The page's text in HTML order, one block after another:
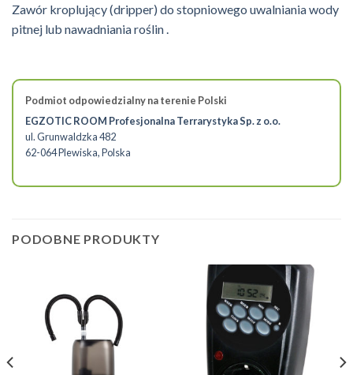
Zawór kroplujący (dripper) do stopniowego uwalniania wody
pitnej lub nawadniania roślin .
Podmiot odpowiedzialny na terenie Polski
EGZOTIC ROOM Profesjonalna Terrarystyka Sp. z o.o.
ul. Grunwaldzka 482
62-064 Plewiska, Polska
PODOBNE PRODUKTY